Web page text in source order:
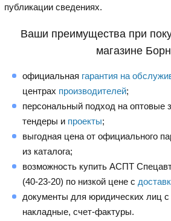
публикации сведениях.
Ваши преимущества при
магазине
официальная гарантия на
центрах производителей;
персональный подход на оптовые
тендеры и проекты;
выгодная цена от официального
из каталога;
возможность купить АСПТ
(40-23-20) по низкой цене с
документы для юридических лиц
накладные, счет-фактуры.